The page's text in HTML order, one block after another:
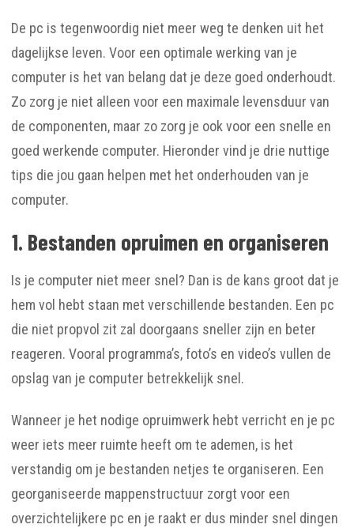
De pc is tegenwoordig niet meer weg te denken uit het
dagelijkse leven. Voor een optimale werking van je
computer is het van belang dat je deze goed onderhoudt.
Zo zorg je niet alleen voor een maximale levensduur van
de componenten, maar zo zorg je ook voor een snelle en
goed werkende computer. Hieronder vind je drie nuttige
tips die jou gaan helpen met het onderhouden van je
computer.
1. Bestanden opruimen en organiseren
Is je computer niet meer snel? Dan is de kans groot dat je
hem vol hebt staan met verschillende bestanden. Een pc
die niet propvol zit zal doorgaans sneller zijn en beter
reageren. Vooral programma’s, foto’s en video’s vullen de
opslag van je computer betrekkelijk snel.
Wanneer je het nodige opruimwerk hebt verricht en je pc
weer iets meer ruimte heeft om te ademen, is het
verstandig om je bestanden netjes te organiseren. Een
georganiseerde mappenstructuur zorgt voor een
overzichtelijkere pc en je raakt er dus minder snel dingen